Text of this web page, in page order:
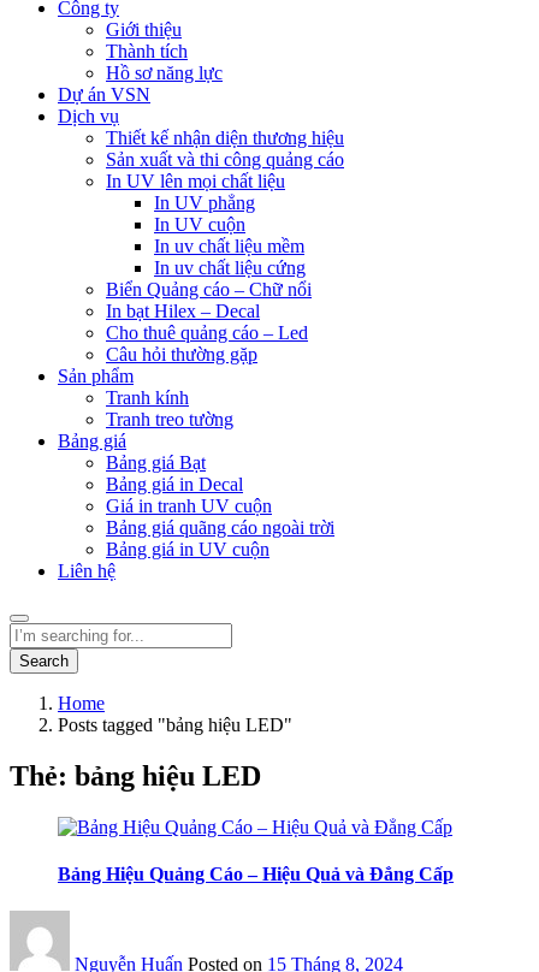
Công ty
Giới thiệu
Thành tích
Hồ sơ năng lực
Dự án VSN
Dịch vụ
Thiết kế nhận diện thương hiệu
Sản xuất và thi công quảng cáo
In UV lên mọi chất liệu
In UV phẳng
In UV cuộn
In uv chất liệu mềm
In uv chất liệu cứng
Biển Quảng cáo – Chữ nổi
In bạt Hilex – Decal
Cho thuê quảng cáo – Led
Câu hỏi thường gặp
Sản phẩm
Tranh kính
Tranh treo tường
Bảng giá
Bảng giá Bạt
Bảng giá in Decal
Giá in tranh UV cuộn
Bảng giá quãng cáo ngoài trời
Bảng giá in UV cuộn
Liên hệ
Search
Home
Posts tagged "bảng hiệu LED"
Thẻ: bảng hiệu LED
Bảng Hiệu Quảng Cáo – Hiệu Quả và Đẳng Cấp
Nguyễn Huấn Posted on 15 Tháng 8, 2024